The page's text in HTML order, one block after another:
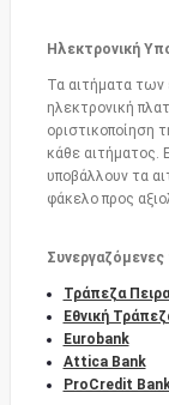
Ηλεκτρονική
Τα αιτήματα των
ηλεκτρονική
οριστικοποίηση
κάθε αιτήματος.
υποβάλλουν τα
φάκελο προς
Τράπεζα
Εθνική
Eurobank
Attica Bank
ProCredit